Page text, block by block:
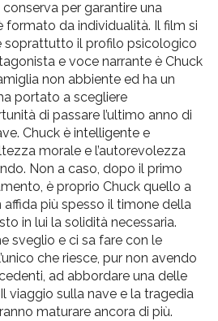
per garantire una
da individualità. Il film si
soprattutto il profilo psicologico
e voce narrante è Chuck
non abbiente ed ha un
portato a scegliere
di passare l’ultimo anno di
Chuck è intelligente e
morale e l’autorevolezza
Non a caso, dopo il primo
è proprio Chuck quello a
più spesso il timone della
in lui la solidità necessaria.
sveglio e ci sa fare con le
che riesce, pur non avendo
ad abbordare una delle
viaggio sulla nave e la tragedia
maturare ancora di più.